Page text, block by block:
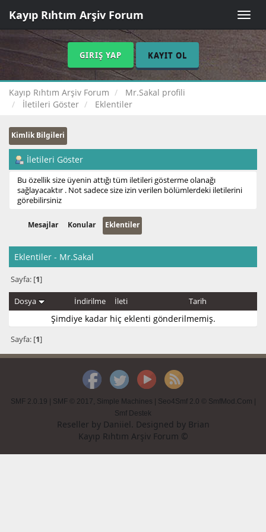
Toggle
Kayıp Rıhtım Arşiv Forum
GIRIŞ YAP KAYIT OL
Kayıp Rıhtım Arşiv Forum
Mr.Sakal profili
İletileri Göster
Eklentiler
Kimlik Bilgileri
İletileri Göster
Bu özellik size üyenin attığı tüm iletileri gösterme olanağı
sağlayacaktır . Not sadece size izin verilen bölümlerdeki iletilerini
görebilirsiniz
Mesajlar Konular Eklentiler
Eklentiler - Mr.Sakal
Sayfa: [1]
Dosya İndirilme İleti Tarih
Şimdiye kadar hiç eklenti gönderilmemiş.
Sayfa: [1]
SMF 2.0.19 | SMF © 2017 Simple Machines | Seo4Smf 2.0 © SmfMod.Com |
Smf Destek
Reseller by Daniiel. Designed by Brian
Kayıp Rıhtım Arşiv Forum ©